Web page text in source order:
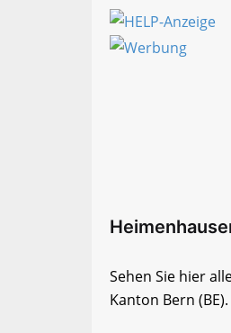
Sehen Sie hier
Kanton Bern